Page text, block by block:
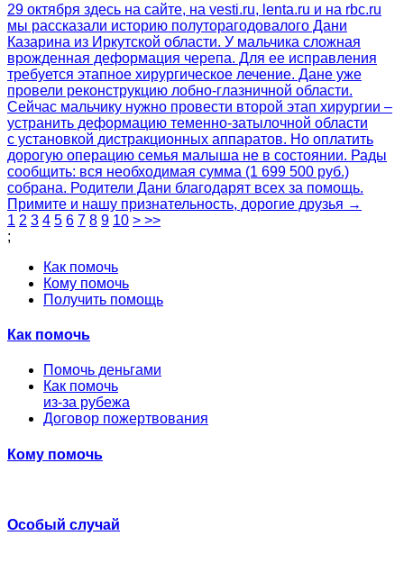
29 октября здесь на сайте, на vesti.ru, lenta.ru и на rbc.ru
мы рассказали историю полуторагодовалого Дани
Казарина из Иркутской области. У мальчика сложная
врожденная деформация черепа. Для ее исправления
требуется этапное хирургическое лечение. Дане уже
провели реконструкцию лобно-глазничной области.
Сейчас мальчику нужно провести второй этап хирургии –
устранить деформацию теменно-затылочной области
с установкой дистракционных аппаратов. Но оплатить
дорогую операцию семья малыша не в состоянии. Рады
сообщить: вся необходимая сумма (1 699 500 руб.)
собрана. Родители Дани благодарят всех за помощь.
Примите и нашу признательность, дорогие друзья →
1 2 3 4 5 6 7 8 9 10 > >>
;
Как помочь
Кому помочь
Получить помощь
Как помочь
Помочь деньгами
Как помочь
из-за рубежа
Договор пожертвования
Кому помочь
Особый случай